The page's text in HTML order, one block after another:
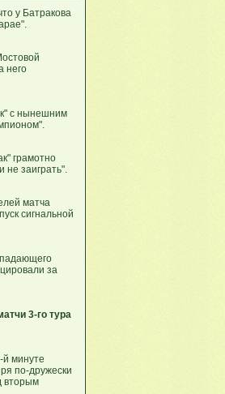
у Батракова
него
с нынешним
грамотно
не заиграть".
матча
сигнальной
за
3-го тура
минуте
по‑дружески
вторым